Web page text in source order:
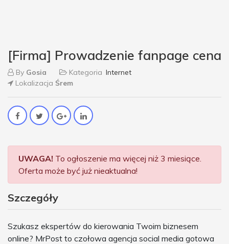
[Firma] Prowadzenie fanpage cena
By Gosia Kategoria Internet
Lokalizacja Śrem
UWAGA! To ogłoszenie ma więcej niż 3 miesiące.
Oferta może być już nieaktualna!
Szczegóły
Szukasz ekspertów do kierowania Twoim biznesem
online? MrPost to czołowa agencja social media gotowa